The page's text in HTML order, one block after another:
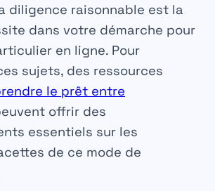
diligence raisonnable est la
dans votre démarche pour
en ligne. Pour
sujets, des ressources
le prêt entre
offrir des
essentiels sur les
de ce mode de